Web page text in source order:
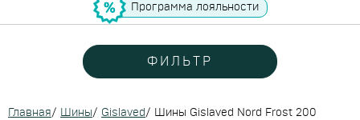
Программа лояльности
ФИЛЬТР
Главная/ Шины/ Gislaved/ Шины Gislaved Nord Frost 200